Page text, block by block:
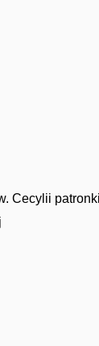
Cecylii